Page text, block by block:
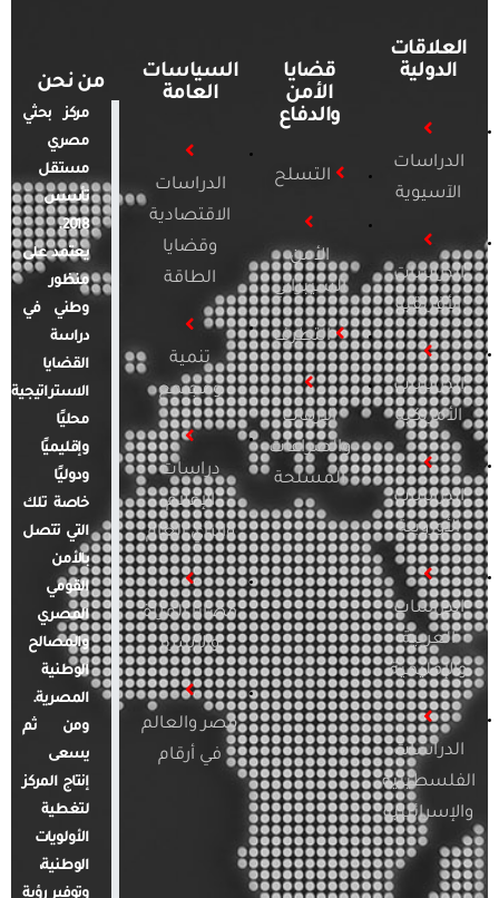
العلاقات
الدولية
الدراسات
الآسيوية
الدراسات
الأفريقية
الدراسات
الأمريكية
الدراسات
الأوروبية
الدراسات
العربية
والإقليمية
الدراسات
الفلسطينية
والإسرائيلية
قضايا
الأمن
والدفاع
التسلح
الأمن
السيبراني
التطرف
الإرهاب
والصراعات
المسلحة
السياسات
العامة
الدراسات
الاقتصادية
وقضايا
الطاقة
تنمية
ومجتمع
دراسات
الإعلام
والرأي العام
قضايا المرأة
والأسرة
مصر والعالم
في أرقام
من نحن
مركز بحثي
مصري
مستقل
تأسس
2018.
يعتمد على
منظور
وطني في
دراسة
القضايا
الاستراتيجية
محليًا
وإقليميًا
ودوليًا
خاصة تلك
التي تتصل
بالأمن
القومي
المصري
والمصالح
الوطنية
المصرية.
ومن ثم
يسعى
إنتاج المركز
لتغطية
الأولويات
الوطنية،
وتوفير رؤية